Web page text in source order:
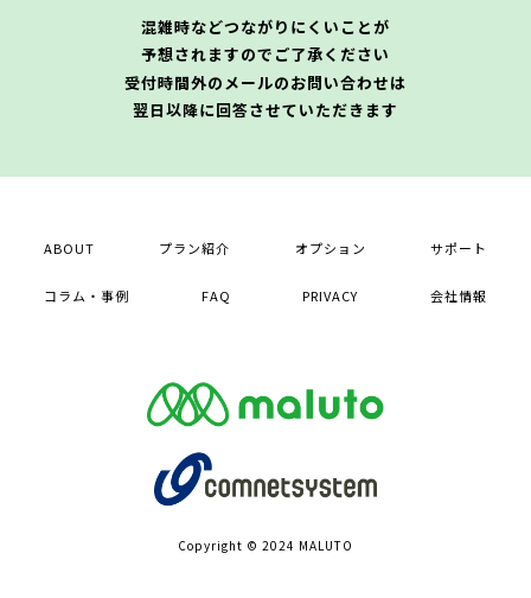
混雑時などつながりにくいことが
予想されますのでご了承ください
受付時間外のメールのお問い合わせは
翌日以降に回答させていただきます
ABOUT プラン紹介 オプション サポート
コラム・事例 FAQ PRIVACY 会社情報
Copyright ©️ 2024 MALUTO